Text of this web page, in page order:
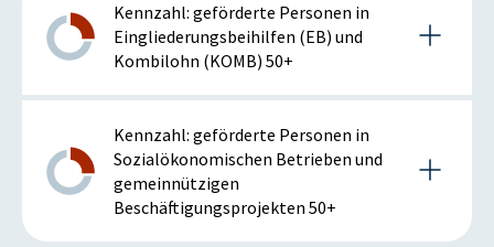
Kennzahl: geförderte Personen in
Eingliederungsbeihilfen (EB) und
Kombilohn (KOMB) 50+
Details zur Kennzahl
2024
Kennzahl: geförderte Personen in
Sozialökonomischen Betrieben und
gemeinnützigen
Beschäftigungsprojekten 50+